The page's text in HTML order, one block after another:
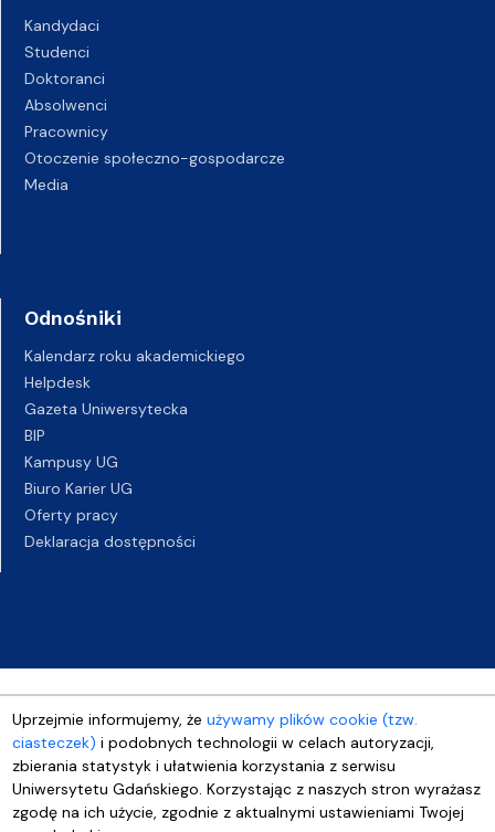
Uprzejmie informujemy, żeużywamy plików cookie (tzw.
ciasteczek) i podobnych technologii w celach autoryzacji,
zbierania statystyk i ułatwienia korzystania z serwisu
Uniwersytetu Gdańskiego. Korzystając z naszych stron wyrażasz
zgodę na ich użycie, zgodnie z aktualnymi ustawieniami Twojej
Kandydaci
Studenci
Doktoranci
Absolwenci
Pracownicy
Otoczenie społeczno-gospodarcze
Media
Odnośniki
Kalendarz roku akademickiego
Helpdesk
Gazeta Uniwersytecka
BIP
Kampusy UG
Biuro Karier UG
Oferty pracy
Deklaracja dostępności